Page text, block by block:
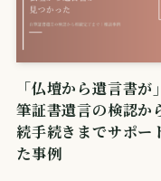
「仏壇から遺言書が
筆証書遺言の検認か
続手続きまでサポー
た事例